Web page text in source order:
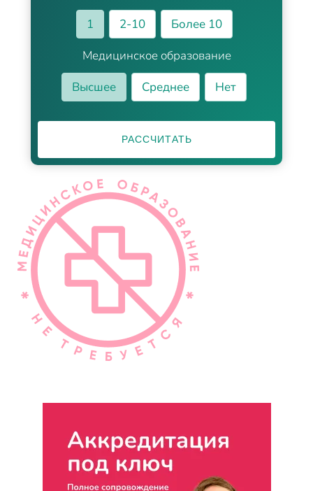
1
2-10
Более 10
Медицинское образование
Высшее
Среднее Нет
РАССЧИТАТЬ